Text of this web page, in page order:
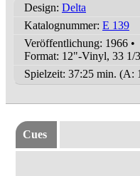
Design: Delta
Katalognummer: E 139
Veröffentlichung: 1966 •
Format: 12"-Vinyl, 33 1/
Spielzeit: 37:25 min. (A:
Cues